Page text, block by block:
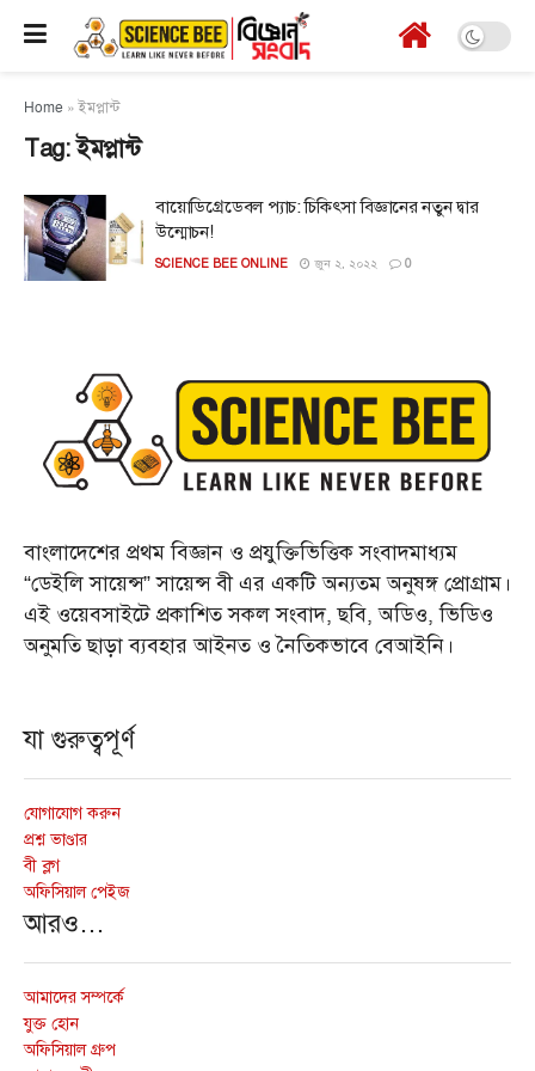
Home »ইমপ্লান্ট
Tag:ইমপ্লান্ট
বায়োডিগ্রেডেবল প্যাচ: চিকিৎসা বিজ্ঞানের নতুন দ্বার
উন্মোচন!
SCIENCE BEE ONLINE জুন ২, ২০২২ 0
বাংলাদেশের প্রথম বিজ্ঞান ও প্রযুক্তিভিত্তিক সংবাদমাধ্যম
“ডেইলি সায়েন্স” সায়েন্স বী এর একটি অন্যতম অনুষঙ্গ প্রোগ্রাম।
এই ওয়েবসাইটে প্রকাশিত সকল সংবাদ, ছবি, অডিও, ভিডিও
অনুমতি ছাড়া ব্যবহার আইনত ও নৈতিকভাবে বেআইনি।
যা গুরুত্বপূর্ণ
যোগাযোগ করুন
প্রশ্ন ভাণ্ডার
বী ব্লগ
অফিসিয়াল পেইজ
আরও…
আমাদের সম্পর্কে
যুক্ত হোন
অফিসিয়াল গ্রুপ